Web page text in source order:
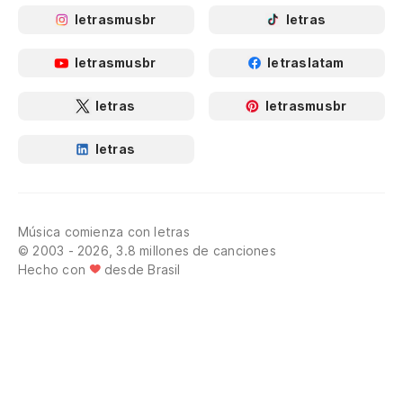
letrasmusbr letras
letrasmusbr letraslatam
letras letrasmusbr
letras
Música comienza con letras
© 2003 - 2026, 3.8 millones de canciones
Hecho con
desde Brasil